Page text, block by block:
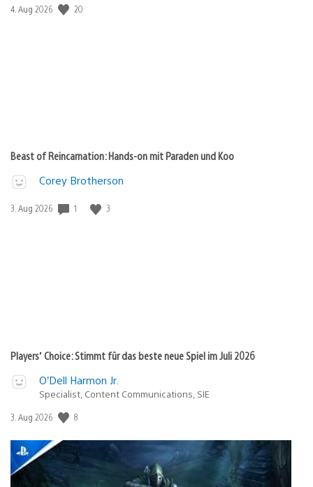
Veröffentlichungsdatum:
4. Aug 2026 20
Beast of Reincarnation: Hands-on mit Paraden und Koo
Corey Brotherson
Veröffentlichungsdatum:
3. Aug 2026 1 3
Players’ Choice: Stimmt für das beste neue Spiel im Juli 2026
O’Dell Harmon Jr.
Specialist, Content Communications, SIE
Veröffentlichungsdatum:
3. Aug 2026 8